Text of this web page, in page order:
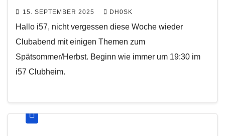
15. SEPTEMBER 2025 DH0SK
Hallo i57, nicht vergessen diese Woche wieder
Clubabend mit einigen Themen zum
Spätsommer/Herbst. Beginn wie immer um 19:30 im
i57 Clubheim.